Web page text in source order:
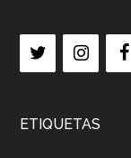
ETIQUETAS